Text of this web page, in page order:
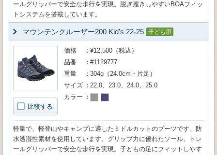
ールグリッパーで安全な歩行を実現。脱ぎ履きしやすいBOAフィッ
トシステムを搭載しています。
マウンテンクルーザー200 Kid's 22-25 子ども用
比較する
価格
¥12,500（税込）
品番
#1129777
重量
304g（24.0cm・片足）
サイズ
22.0、23.0、24.0、25.0
カラー
軽量で、軽登山やキャンプに適したミドルカットのブーツです。防
水透湿性素材を使用しています。グリップ力に優れたソール、トレ
ールグリッパーで安全な歩行を実現。子どもの足にフィットしやす